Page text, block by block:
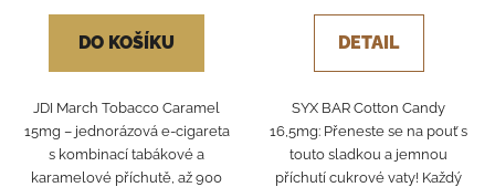
DO KOŠÍKU
JDI March Tobacco Caramel
15mg – jednorázová e-cigareta
s kombinací tabákové a
karamelové příchutě, až 900
DETAIL
SYX BAR Cotton Candy
16,5mg: Přeneste se na pouť s
touto sladkou a jemnou
příchutí cukrové vaty! Každý